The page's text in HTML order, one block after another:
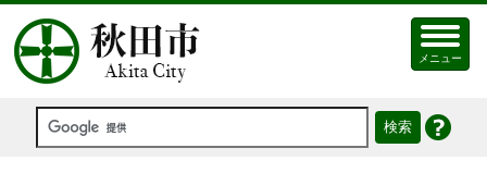
メニュー